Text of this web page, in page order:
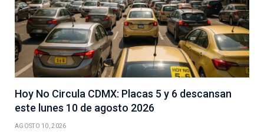
Hoy No Circula CDMX: Placas 5 y 6 descansan
este lunes 10 de agosto 2026
AGOSTO 10, 2026